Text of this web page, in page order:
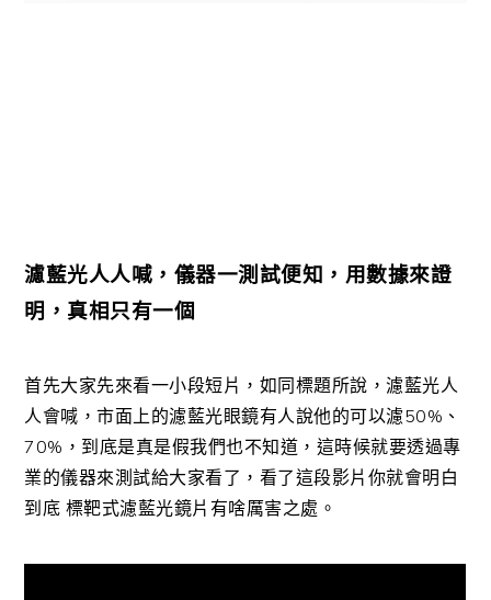
濾藍光人人喊 ，儀器一測試便知 ，用數據來證
明，真相只有一個
首先大家先來看一小段短片，如同標題所說，濾藍光人
人會喊，市面上的濾藍光眼鏡有人說他的可以濾50%、
70%，到底是真是假我們也不知道，這時候就要透過專
業的儀器來測試給大家看了，看了這段影片你就會明白
到底 標靶式濾藍光鏡片有啥厲害之處。